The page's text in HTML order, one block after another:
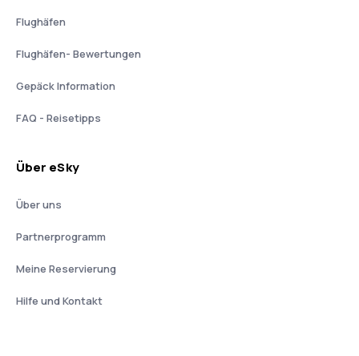
Flughäfen
Flughäfen- Bewertungen
Gepäck Information
FAQ - Reisetipps
Über eSky
Über uns
Partnerprogramm
Meine Reservierung
Hilfe und Kontakt